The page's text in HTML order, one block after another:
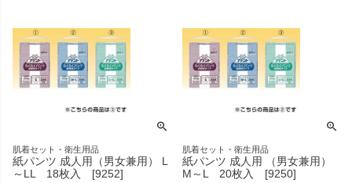
肌着セット・衛生用品
紙パンツ 成人用（男女兼用） L
～LL 18枚入 [9252]
肌着セット・衛生用品
紙パンツ 成人用 （男女兼用）
M～L 20枚入 [9250]